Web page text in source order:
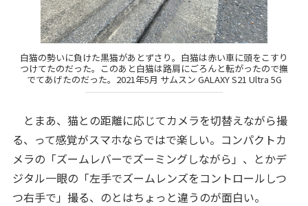
白猫の勢いに負けた黒猫があとずさり。白猫は赤い車に頭をこすり
つけてたのだった。このあと白猫は路肩にごろんと転がったので撫
でてあげたのだった。2021年5月 サムスン GALAXY S21 Ultra 5G
とまあ、猫との距離に応じてカメラを切替えながら撮
る、って感覚がスマホならではで楽しい。コンパクトカ
メラの「ズームレバーでズーミングしながら」、とかデ
ジタル一眼の「左手でズームレンズをコントロールしつ
つ右手で」撮る、のとはちょっと違うのが面白い。